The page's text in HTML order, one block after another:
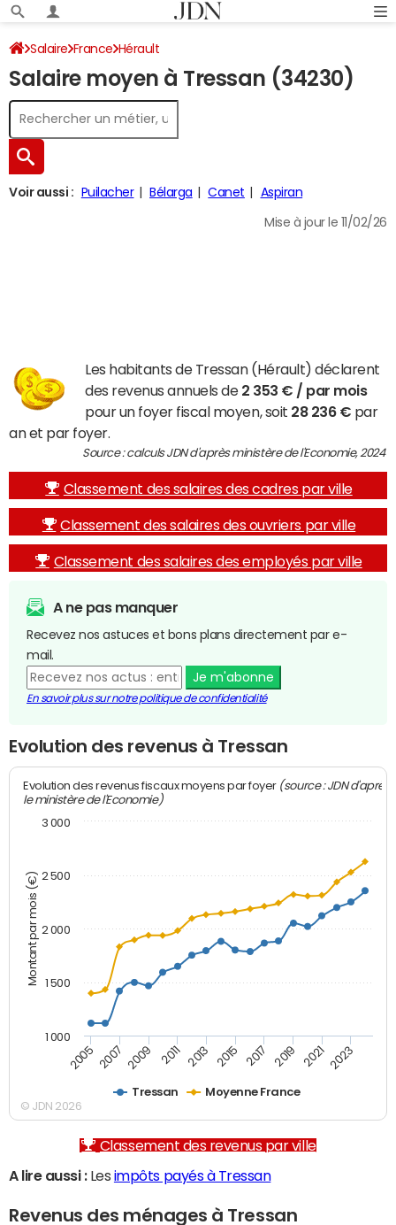
Salaire France Hérault
Salaire moyen à Tressan (34230)
Voir aussi : Puilacher Bélarga Canet Aspiran
Mise à jour le 11/02/26
Les habitants de Tressan (Hérault) déclarent
des revenus annuels de 2 353 € / par mois
pour un foyer fiscal moyen, soit 28 236 € par
an et par foyer.
Source : calculs JDN d'après ministère de l'Economie, 2024
Classement des salaires des cadres par ville
Classement des salaires des ouvriers par ville
Classement des salaires des employés par ville
A ne pas manquer
Recevez nos astuces et bons plans directement par e-
mail.
Je m'abonne
En savoir plus sur notre politique de confidentialité
Evolution des revenus à Tressan
Montant par mois (€)
Evolution des revenus fiscaux moyens par foyer (source : JDN d'après
le ministère de l'Economie)
Tressan Moyenne France
2005 2007 2009 2011 2013 2015 2017 2019 2021 2023
1 000
1 500
2 000
2 500
3 000
© JDN 2026
Classement des revenus par ville
A lire aussi :Les impôts payés à Tressan
Revenus des ménages à Tressan